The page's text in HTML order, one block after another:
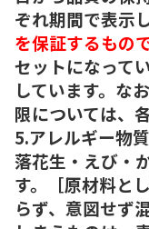
ぞれ期間で表示
を保証するもの
セットになって
しています。な
限については、
5.アレルギー物
落花生・えび・
す。［原材料と
らず、意図せず